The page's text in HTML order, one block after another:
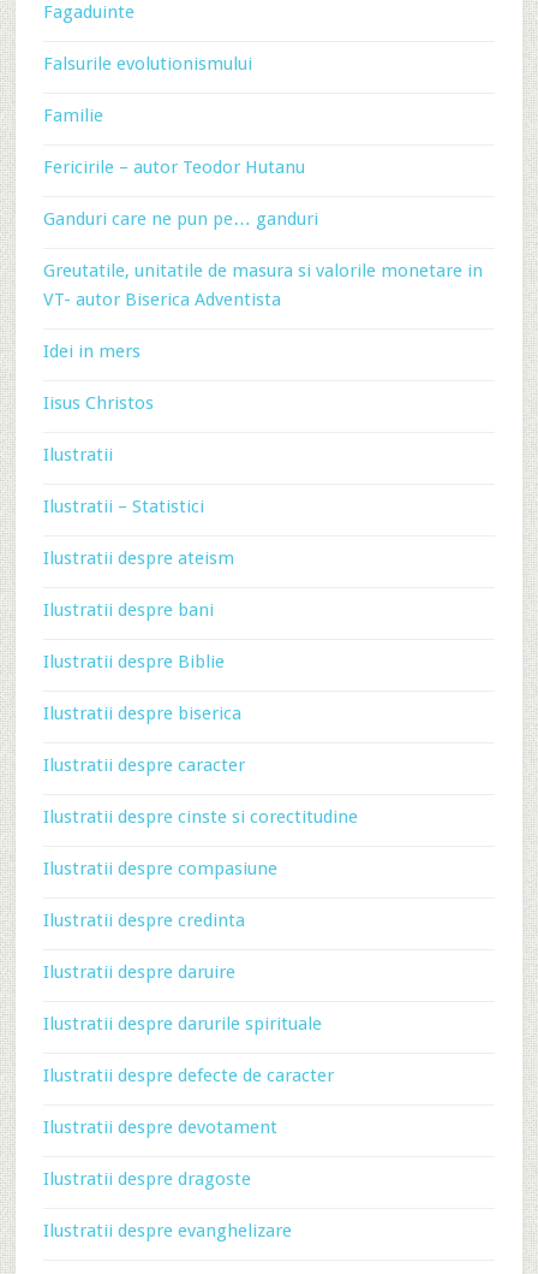
Fagaduinte
Falsurile evolutionismului
Familie
Fericirile – autor Teodor Hutanu
Ganduri care ne pun pe… ganduri
Greutatile, unitatile de masura si valorile monetare in
VT- autor Biserica Adventista
Idei in mers
Iisus Christos
Ilustratii
Ilustratii – Statistici
Ilustratii despre ateism
Ilustratii despre bani
Ilustratii despre Biblie
Ilustratii despre biserica
Ilustratii despre caracter
Ilustratii despre cinste si corectitudine
Ilustratii despre compasiune
Ilustratii despre credinta
Ilustratii despre daruire
Ilustratii despre darurile spirituale
Ilustratii despre defecte de caracter
Ilustratii despre devotament
Ilustratii despre dragoste
Ilustratii despre evanghelizare